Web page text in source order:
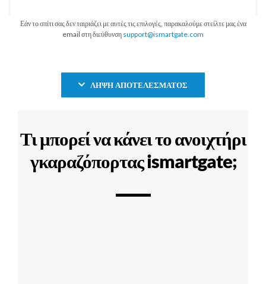
Εάν το σπίτι σας δεν ταιριάζει με αυτές τις επιλογές, παρακαλούμε στείλτε μας ένα
email στη διεύθυνση support@ismartgate.com
ΛΉΨΗ ΑΠΟΤΕΛΈΣΜΑΤΟΣ
Τι μπορεί να κάνει το ανοιχτήρι
γκαραζόπορτας ismartgate;